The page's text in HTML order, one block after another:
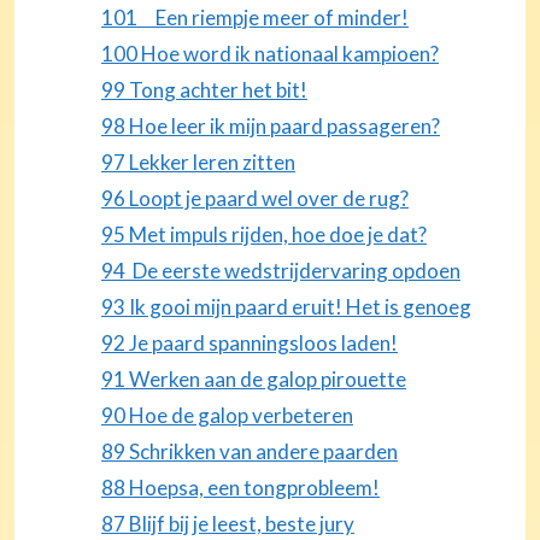
101 Een riempje meer of minder!
100 Hoe word ik nationaal kampioen?
99 Tong achter het bit!
98 Hoe leer ik mijn paard passageren?
97 Lekker leren zitten
96 Loopt je paard wel over de rug?
95 Met impuls rijden, hoe doe je dat?
94 De eerste wedstrijdervaring opdoen
93 Ik gooi mijn paard eruit! Het is genoeg
92 Je paard spanningsloos laden!
91 Werken aan de galop pirouette
90 Hoe de galop verbeteren
89 Schrikken van andere paarden
88 Hoepsa, een tongprobleem!
87 Blijf bij je leest, beste jury